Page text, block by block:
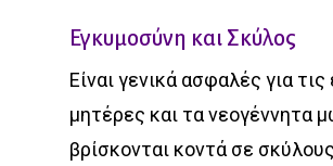
Εγκυμοσύνη και Σκύλος
Είναι γενικά ασφαλές για
μητέρες και τα νεογέννητα
βρίσκονται κοντά σε